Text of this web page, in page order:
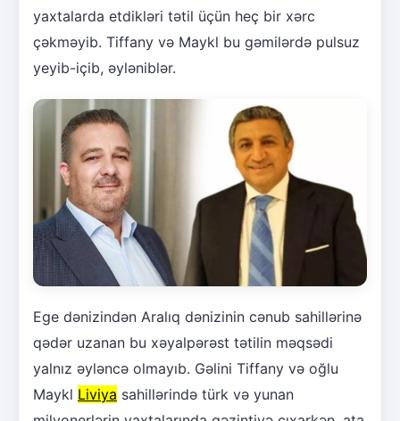
yaxtalarda etdikləri tətil üçün heç bir xərc
çəkməyib. Tiffany və Maykl bu gəmilərdə pulsuz
yeyib-içib, əyləniblər.
Ege dənizindən Aralıq dənizinin cənub sahillərinə
qədər uzanan bu xəyalpərəst tətilin məqsədi
yalnız əyləncə olmayıb. Gəlini Tiffany və oğlu
Maykl Liviya sahillərində türk və yunan